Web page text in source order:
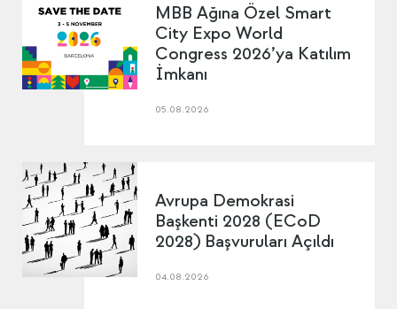
MBB Ağına Özel Smart
City Expo World
Congress 2026’ya Katılım
İmkanı
05.08.2026
Avrupa Demokrasi
Başkenti 2028 (ECoD
2028) Başvuruları Açıldı
04.08.2026